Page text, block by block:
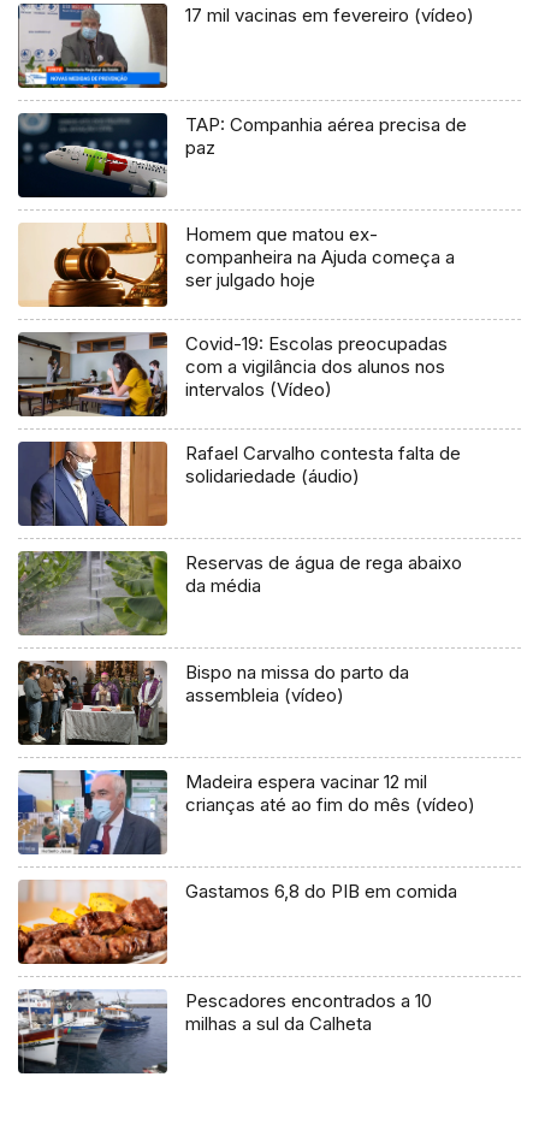
17 mil vacinas em fevereiro (vídeo)
TAP: Companhia aérea precisa de
paz
Homem que matou ex-
companheira na Ajuda começa a
ser julgado hoje
Covid-19: Escolas preocupadas
com a vigilância dos alunos nos
intervalos (Vídeo)
Rafael Carvalho contesta falta de
solidariedade (áudio)
Reservas de água de rega abaixo
da média
Bispo na missa do parto da
assembleia (vídeo)
Madeira espera vacinar 12 mil
crianças até ao fim do mês (vídeo)
Gastamos 6,8 do PIB em comida
Pescadores encontrados a 10
milhas a sul da Calheta